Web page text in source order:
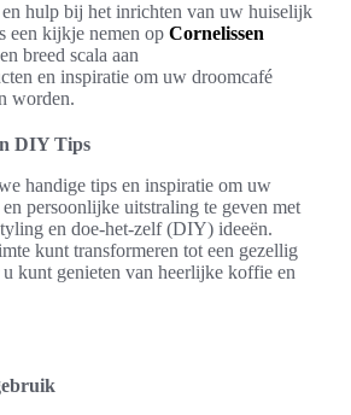
hulp bij het inrichten van uw huiselijk
een kijkje nemen op Cornelissen
breed scala aan
en inspiratie om uw droomcafé
worden.
DIY Tips
handige tips en inspiratie om uw
persoonlijke uitstraling te geven met
en doe-het-zelf (DIY) ideeën.
kunt transformeren tot een gezellig
kunt genieten van heerlijke koffie en